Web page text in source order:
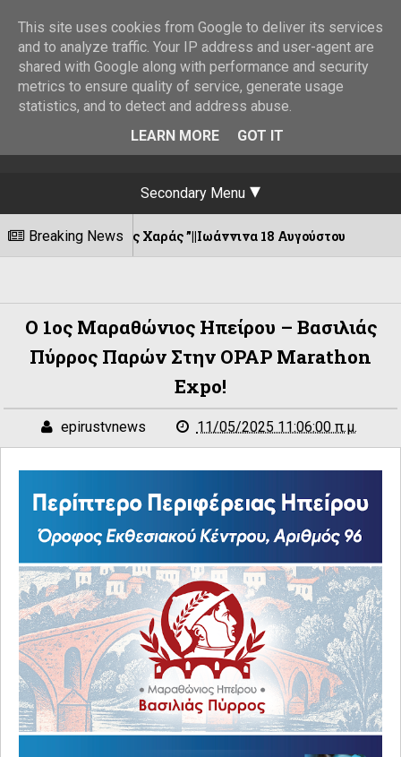
Secondary Menu
Breaking News
της Χαράς ”||Ιωάννινα 18 Αυγούστου 07/08/2026
Ο 1ος Μαραθώνιος Ηπείρου – Βασιλιάς
Πύρρος Παρών Στην OPAP Marathon
Expo!
epirustvnews 11/05/2025 11:06:00 π.μ.
This site uses cookies from Google to deliver its services
and to analyze traffic. Your IP address and user-agent are
shared with Google along with performance and security
metrics to ensure quality of service, generate usage
statistics, and to detect and address abuse.
LEARN MORE
GOT IT